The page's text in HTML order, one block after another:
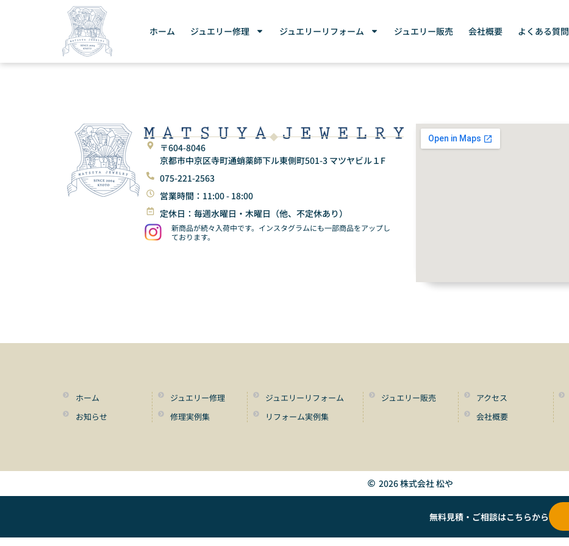
ホーム ジュエリー修理 ジュエリーリフォーム ジュエリー販売 会社概要 よくある質問
〒604-8046
京都市中京区寺町通蛸薬師下ル東側町501-3 マツヤビル１F
075-221-2563
営業時間：11:00 - 18:00
定休日：毎週水曜日・木曜日（他、不定休あり）
新商品が続々入荷中です。インスタグラムにも一部商品をアップし
ております。
ホーム
お知らせ
ジュエリー修理
修理実例集
ジュエリーリフォーム
リフォーム実例集
ジュエリー販売
アクセス
会社概要
2026 株式会社 松や
無料見積・ご相談はこちらから